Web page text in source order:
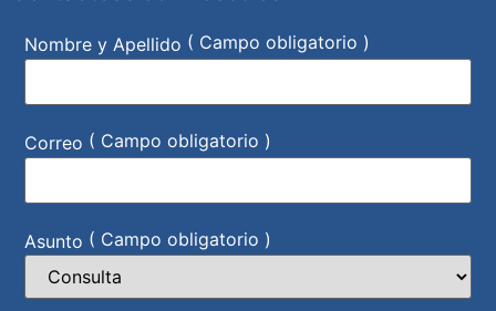
Nombre y Apellido ( Campo obligatorio )
Correo ( Campo obligatorio )
Asunto ( Campo obligatorio )